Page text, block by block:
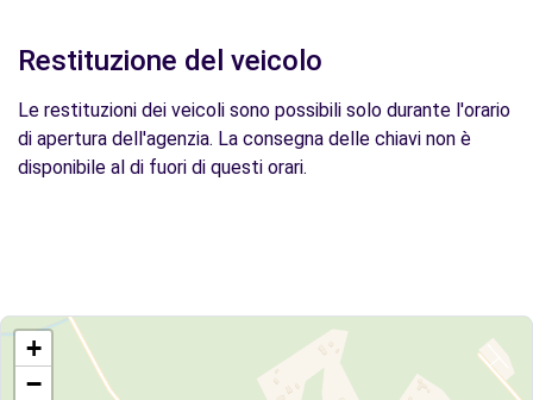
Restituzione del veicolo
Le restituzioni dei veicoli sono possibili solo durante l'orario
di apertura dell'agenzia. La consegna delle chiavi non è
disponibile al di fuori di questi orari.
+
−